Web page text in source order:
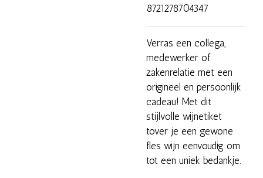
8721278704347
Verras een collega,
medewerker of
zakenrelatie met een
origineel en persoonlijk
cadeau! Met dit
stijlvolle wijnetiket
tover je een gewone
fles wijn eenvoudig om
tot een uniek bedankje.